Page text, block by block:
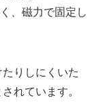
、磁力で固定し
りしにくいた
れています。